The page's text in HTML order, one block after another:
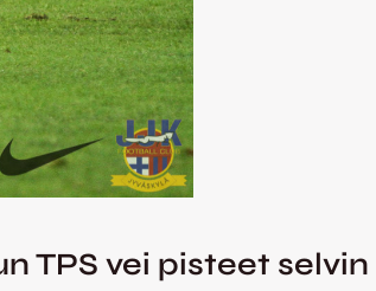
TPS vei pisteet